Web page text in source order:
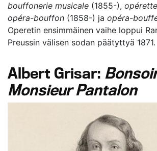
bouffonerie musicale (1855-),
opéra-bouffon (1858-) ja opéra-
Operetin ensimmäinen vaihe loppui
Preussin välisen sodan päätyttyä 1871.
Albert Grisar:
Monsieur Pantalon